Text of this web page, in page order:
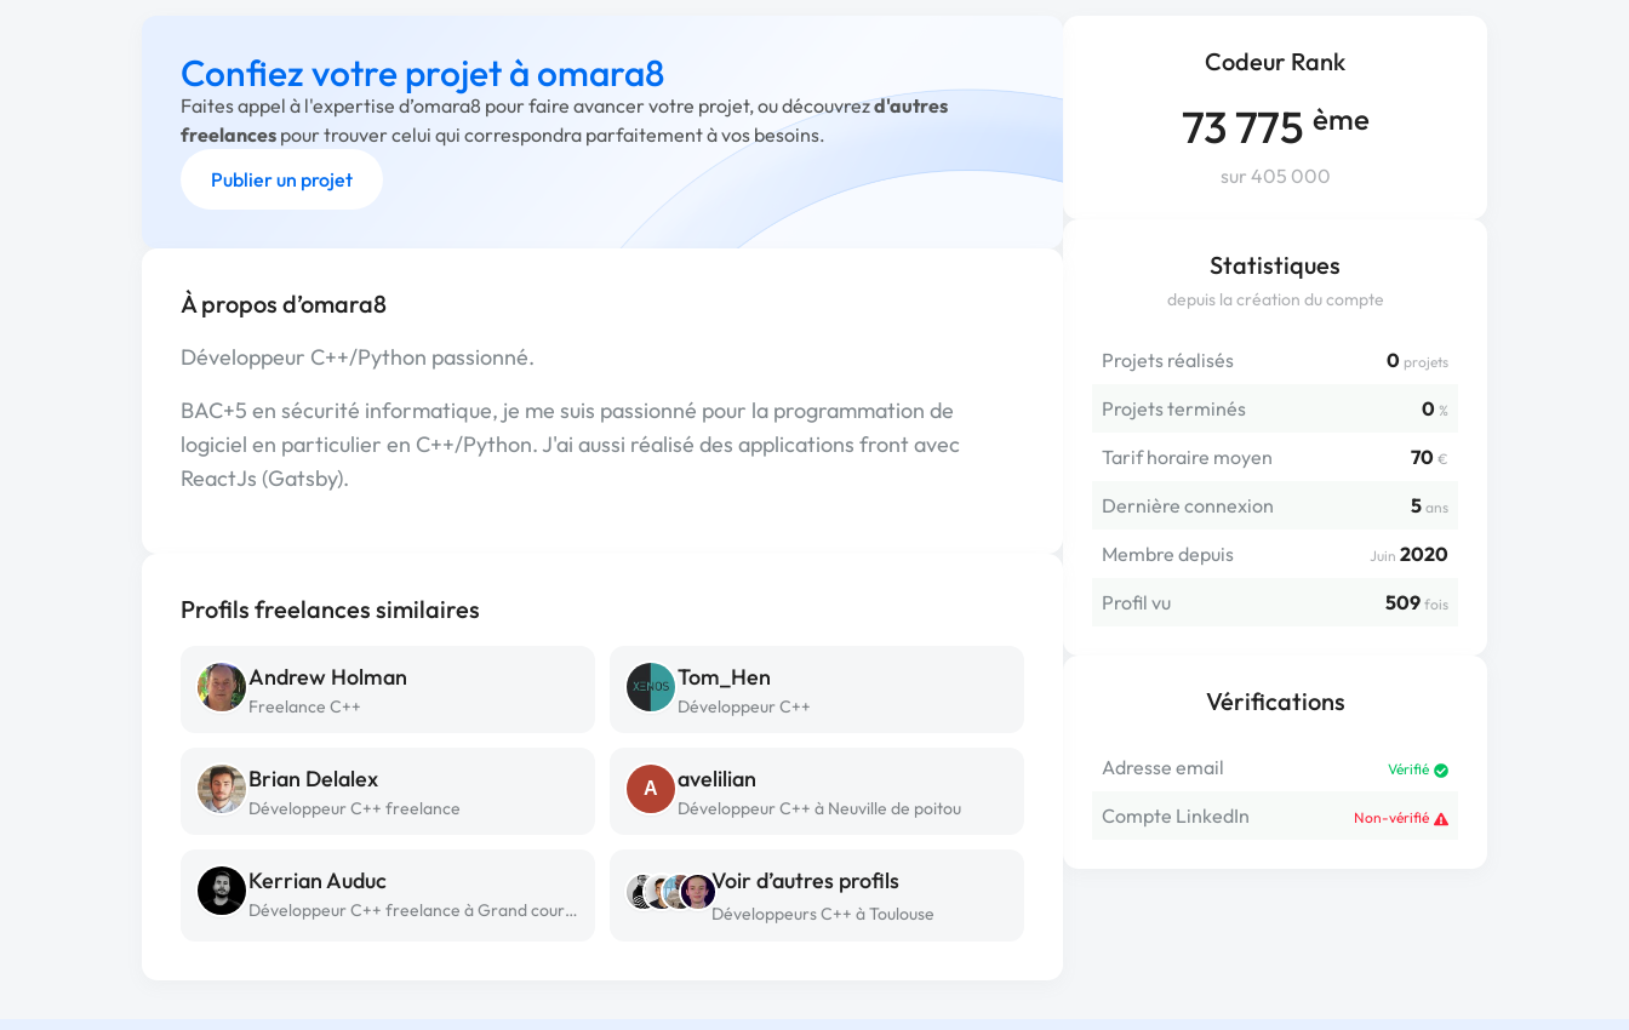
Codeur Rank
73 775 ème
sur 405 000
Statistiques
depuis la création du compte
Projets réalisés 0 projets
Projets terminés 0 %
Tarif horaire moyen 70 €
Dernière connexion 5 ans
Membre depuis Juin 2020
Profil vu
509 fois
Vérifications
Adresse email Vérifié
Compte LinkedIn Non-vérifié
Confiez votre projet à omara8
Faites appel à l'expertise d’omara8 pour faire avancer votre projet, ou découvrezd'autres
freelances pour trouver celui qui correspondra parfaitement à vos besoins.
Publier un projet
À propos d’omara8
Développeur C++/Python passionné.
BAC+5 en sécurité informatique, je me suis passionné pour la programmation de
logiciel en particulier en C++/Python. J'ai aussi réalisé des applications front avec
ReactJs (Gatsby).
Profils freelances similaires
Andrew Holman
Freelance C++
Tom_Hen
Développeur C++
Brian Delalex
Développeur C++ freelance
A avelilian
Développeur C++ à Neuville de poitou
Kerrian Auduc
Développeur C++ freelance à Grand couronne
Voir d’autres profils
Développeurs C++ à Toulouse